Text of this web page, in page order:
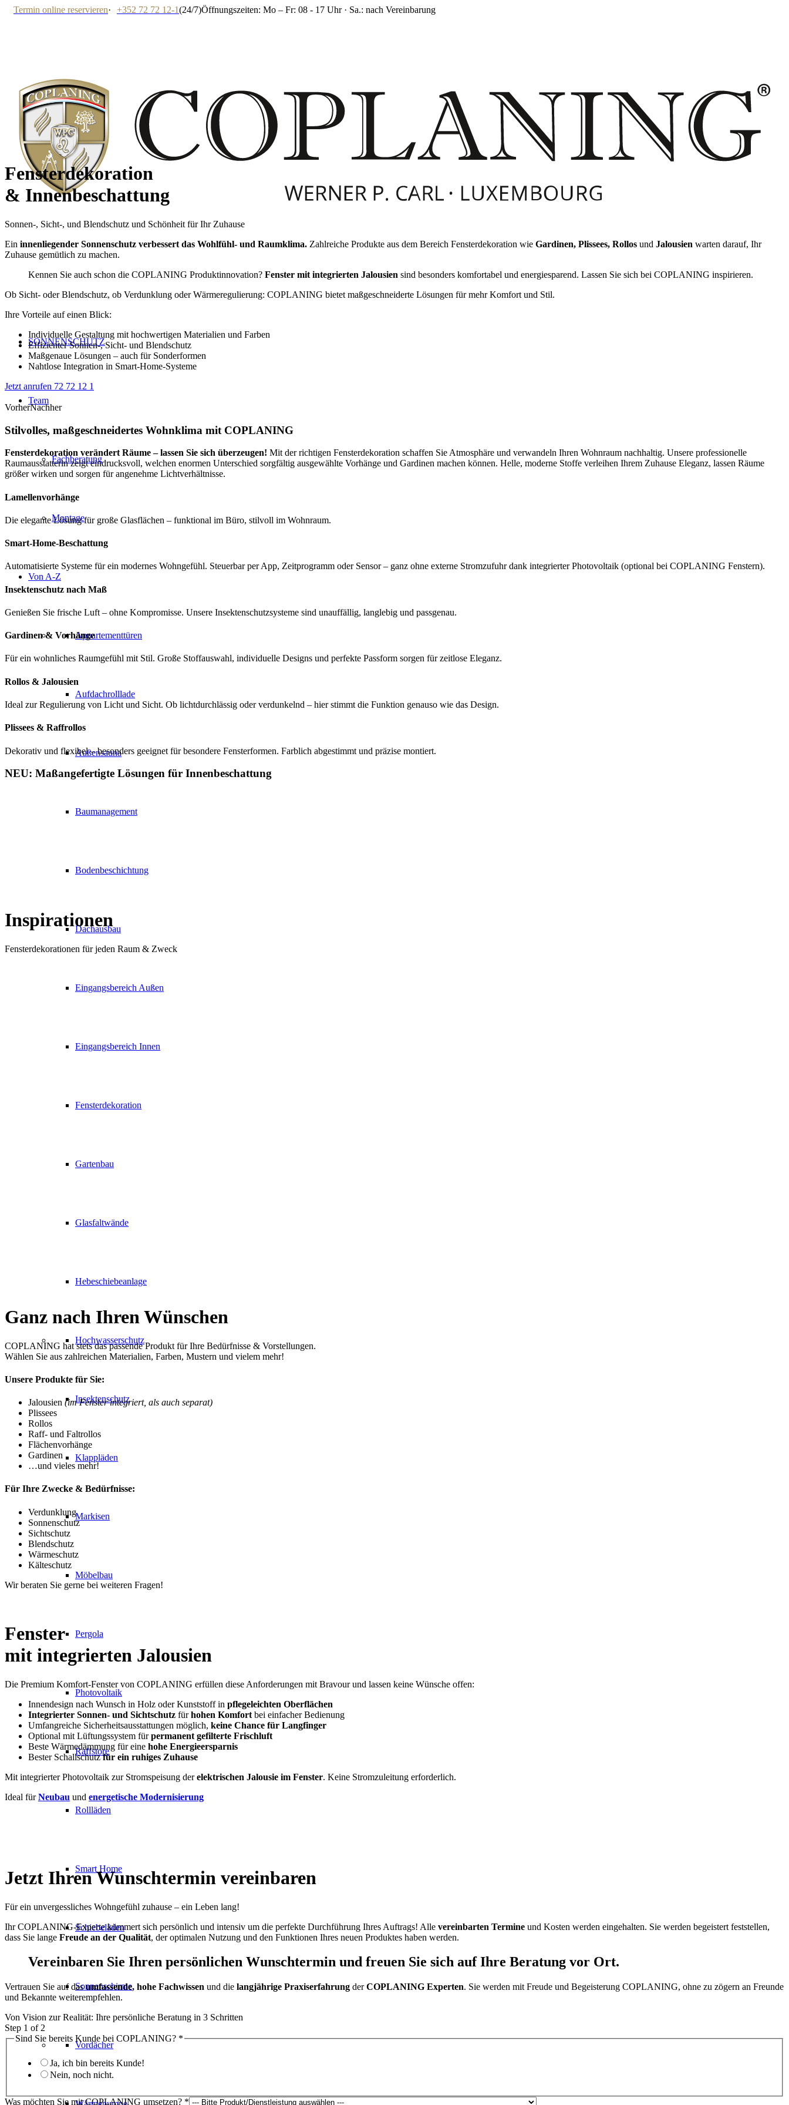
Termin online reservieren· +352 72 72 12-1(24/7)Öffnungszeiten: Mo – Fr: 08 - 17 Uhr · Sa.: nach Vereinbarung
SONNENSCHUTZ
Team
Fachberatung
Montage
Von A-Z
Appartementtüren
Aufdachrolllade
Außensauna
Baumanagement
Bodenbeschichtung
Dachausbau
Eingangsbereich Außen
Eingangsbereich Innen
Fensterdekoration
Gartenbau
Glasfaltwände
Hebeschiebeanlage
Hochwasserschutz
Insektenschutz
Klappläden
Markisen
Möbelbau
Pergola
Photovoltaik
Raffstore
Rollläden
Smart Home
Schiebeläden
Sonnenschirme
Vordächer
Fensterdekoration
& Innenbeschattung
Sonnen-, Sicht-, und Blendschutz und Schönheit für Ihr Zuhause
Ein innenliegender Sonnenschutz verbessert das Wohlfühl- und Raumklima. Zahlreiche Produkte aus dem Bereich Fensterdekoration wie Gardinen, Plissees, Rollos und Jalousien warten darauf, Ihr
Zuhause gemütlich zu machen.
Kennen Sie auch schon die COPLANING Produktinnovation? Fenster mit integrierten Jalousien sind besonders komfortabel und energiesparend. Lassen Sie sich bei COPLANING inspirieren.
Ob Sicht- oder Blendschutz, ob Verdunklung oder Wärmeregulierung: COPLANING bietet maßgeschneiderte Lösungen für mehr Komfort und Stil.
Ihre Vorteile auf einen Blick:
Individuelle Gestaltung mit hochwertigen Materialien und Farben
Effizienter Sonnen-, Sicht- und Blendschutz
Maßgenaue Lösungen – auch für Sonderformen
Nahtlose Integration in Smart-Home-Systeme
Jetzt anrufen 72 72 12 1
VorherNachher
Stilvolles, maßgeschneidertes Wohnklima mit COPLANING
Fensterdekoration verändert Räume – lassen Sie sich überzeugen! Mit der richtigen Fensterdekoration schaffen Sie Atmosphäre und verwandeln Ihren Wohnraum nachhaltig. Unsere professionelle
Raumausstatterin zeigt eindrucksvoll, welchen enormen Unterschied sorgfältig ausgewählte Vorhänge und Gardinen machen können. Helle, moderne Stoffe verleihen Ihrem Zuhause Eleganz, lassen Räume
größer wirken und sorgen für angenehme Lichtverhältnisse.
Lamellenvorhänge
Die elegante Lösung für große Glasflächen – funktional im Büro, stilvoll im Wohnraum.
Smart-Home-Beschattung
Automatisierte Systeme für ein modernes Wohngefühl. Steuerbar per App, Zeitprogramm oder Sensor – ganz ohne externe Stromzufuhr dank integrierter Photovoltaik (optional bei COPLANING Fenstern).
Insektenschutz nach Maß
Genießen Sie frische Luft – ohne Kompromisse. Unsere Insektenschutzsysteme sind unauffällig, langlebig und passgenau.
Gardinen & Vorhänge
Für ein wohnliches Raumgefühl mit Stil. Große Stoffauswahl, individuelle Designs und perfekte Passform sorgen für zeitlose Eleganz.
Rollos & Jalousien
Ideal zur Regulierung von Licht und Sicht. Ob lichtdurchlässig oder verdunkelnd – hier stimmt die Funktion genauso wie das Design.
Plissees & Raffrollos
Dekorativ und flexibel – besonders geeignet für besondere Fensterformen. Farblich abgestimmt und präzise montiert.
NEU: Maßangefertigte Lösungen für Innenbeschattung
Inspirationen
Fensterdekorationen für jeden Raum & Zweck
Ganz nach Ihren Wünschen
COPLANING hat stets das passende Produkt für Ihre Bedürfnisse & Vorstellungen.
Wählen Sie aus zahlreichen Materialien, Farben, Mustern und vielem mehr!
Unsere Produkte für Sie:
Jalousien (im Fenster integriert, als auch separat)
Plissees
Rollos
Raff- und Faltrollos
Flächenvorhänge
Gardinen
…und vieles mehr!
Für Ihre Zwecke & Bedürfnisse:
Verdunklung
Sonnenschutz
Sichtschutz
Blendschutz
Wärmeschutz
Kälteschutz
Wir beraten Sie gerne bei weiteren Fragen!
Fenster
mit integrierten Jalousien
Die Premium Komfort-Fenster von COPLANING erfüllen diese Anforderungen mit Bravour und lassen keine Wünsche offen:
Innendesign nach Wunsch in Holz oder Kunststoff in pflegeleichten Oberflächen
Integrierter Sonnen- und Sichtschutz fürhohen Komfort bei einfacher Bedienung
Umfangreiche Sicherheitsausstattungen möglich, keine Chance für Langfinger
Optional mit Lüftungssystem fürpermanent gefilterte Frischluft
Beste Wärmedämmung für eine hohe Energieersparnis
Bester Schallschutzfür ein ruhiges Zuhause
Mit integrierter Photovoltaik zur Stromspeisung derelektrischen Jalousie im Fenster. Keine Stromzuleitung erforderlich.
Ideal fürNeubau und energetische Modernisierung
Jetzt Ihren Wunschtermin vereinbaren
Für ein unvergessliches Wohngefühl zuhause – ein Leben lang!
Ihr COPLANING-Experte kümmert sich persönlich und intensiv um die perfekte Durchführung Ihres Auftrags! Alle vereinbarten Termine und Kosten werden eingehalten. Sie werden begeistert feststellen,
dass Sie lange Freude an der Qualität, der optimalen Nutzung und den Funktionen Ihres neuen Produktes haben werden.
Vereinbaren Sie Ihren persönlichen Wunschtermin und freuen Sie sich auf Ihre Beratung vor Ort.
Vertrauen Sie auf dasumfassende, hohe Fachwissen und die langjährige Praxiserfahrung derCOPLANING Experten. Sie werden mit Freude und Begeisterung COPLANING, ohne zu zögern an Freunde
und Bekannte weiterempfehlen.
Von Vision zur Realität: Ihre persönliche Beratung in 3 Schritten
Step 1 of 2
Sind Sie bereits Kunde bei COPLANING? *
Ja, ich bin bereits Kunde!
Nein, noch nicht.
Was möchten Sie mit COPLANING umsetzen? *